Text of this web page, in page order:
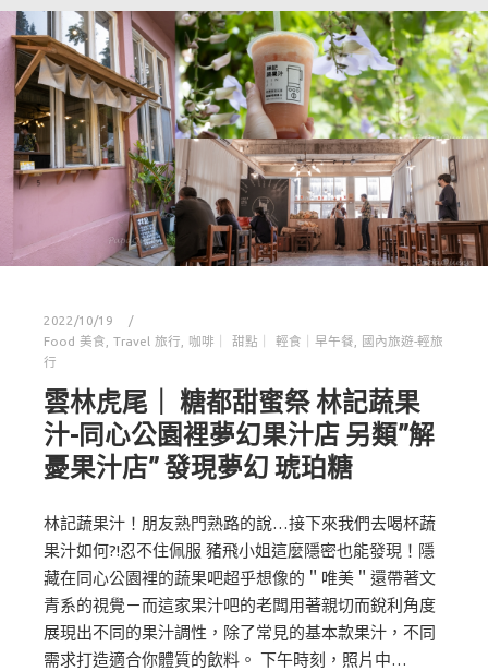
2022/10/19
Food 美食
Travel 旅行 咖啡｜ 甜點｜ 輕食｜早午餐
國內旅遊-輕旅
行
雲林虎尾｜ 糖都甜蜜祭 林記蔬果
汁-同心公園裡夢幻果汁店 另類”解
憂果汁店” 發現夢幻 琥珀糖
林記蔬果汁！朋友熟門熟路的說…接下來我們去喝杯蔬
果汁如何?!忍不住佩服 豬飛小姐這麼隱密也能發現！隱
藏在同心公園裡的蔬果吧超乎想像的＂唯美＂還帶著文
青系的視覺－而這家果汁吧的老闆用著親切而銳利角度
展現出不同的果汁調性，除了常見的基本款果汁，不同
需求打造適合你體質的飲料。 下午時刻，照片中…